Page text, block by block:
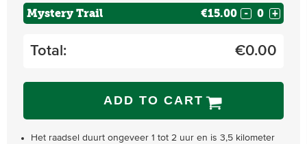
Mystery Trail €15.00 - +
Total: €0.00
ADD TO CART
Het raadsel duurt ongeveer 1 tot 2 uur en is 3,5 kilometer